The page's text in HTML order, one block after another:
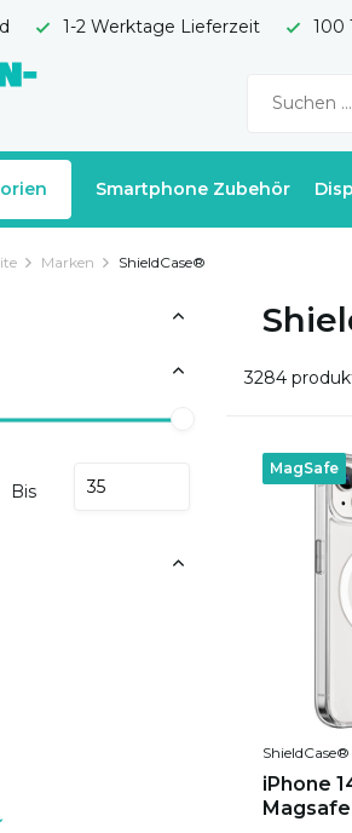
1-2 Werktage Lieferzeit 100
Smartphone Zubehör
Marken ShieldCase®
Bis
3284
MagSafe
ShieldCase®
iPhone